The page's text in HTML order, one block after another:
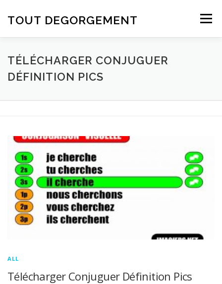
TOUT DEGORGEMENT Menu
TÉLÉCHARGER CONJUGUER
DÉFINITION PICS
ALL
Télécharger Conjuguer Définition Pics